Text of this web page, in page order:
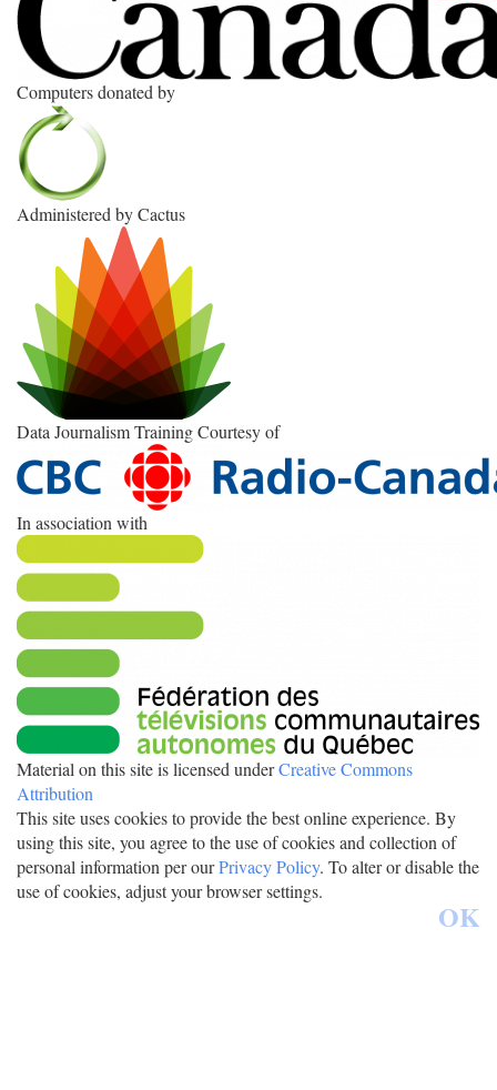
Computers donated by
Administered by Cactus
Data Journalism Training Courtesy of
In association with
Material on this site is licensed underCreative Commons
Attribution
This site uses cookies to provide the best online experience. By
using this site, you agree to the use of cookies and collection of
personal information per ourPrivacy Policy. To alter or disable the
use of cookies, adjust your browser settings.
OK